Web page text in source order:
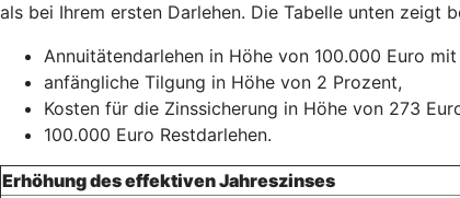
als bei Ihrem ersten Darlehen. Die Tabelle unten zeigt
Annuitätendarlehen in Höhe von 100.000 Euro
anfängliche Tilgung in Höhe von 2 Prozent,
Kosten für die Zinssicherung in Höhe von 273
100.000 Euro Restdarlehen.
Erhöhung des effektiven Jahreszinses